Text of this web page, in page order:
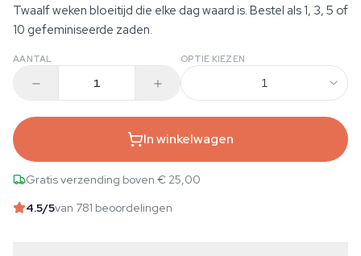
Twaalf weken bloeitijd die elke dag waard is. Bestel als 1, 3, 5 of
10 gefeminiseerde zaden.
AANTAL OPTIE KIEZEN
1
In winkelwagen
Gratis verzending boven € 25,00
4.5/5van 781 beoordelingen